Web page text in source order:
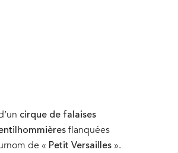
cirque de falaises
flanquées
de « Petit Versailles ».